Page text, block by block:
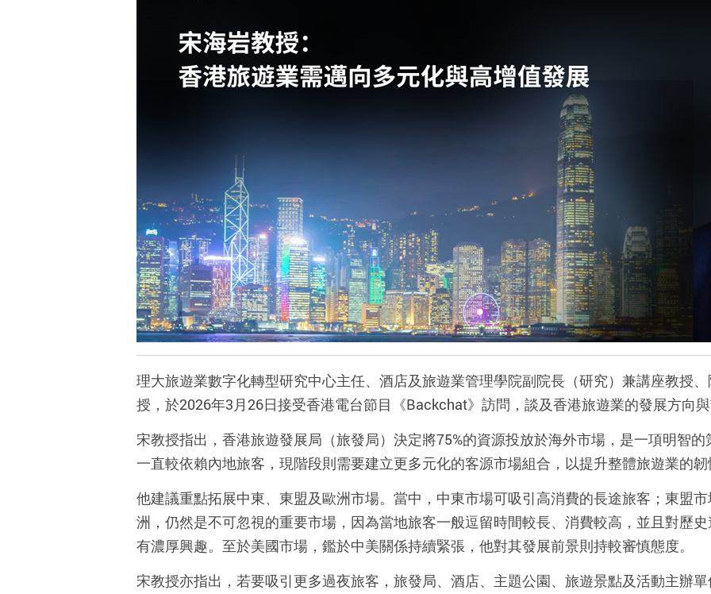
理大旅遊業數字化轉型研究中心主任、酒店及旅遊業管理學院副院長（研究）兼講座教授
授，於2026年3月 26日接受香港電台節目《Backchat》訪問，談及香港旅遊業的發展方向
宋教授指出，香港旅遊發展局（旅發局）決定將75%的資源投放於海外市場，是一項明智
一直較依賴內地旅客，現階段則需要建立更多元化的客源市場組合，以提升整體旅遊業的
他建議重點拓展中東、東盟及歐洲市場。當中，中東市場可吸引高消費的長途旅客；東盟
洲，仍然是不可忽視的重要市場，因為當地旅客一般逗留時間較長、消費較高，並且對歷
有濃厚興趣。至於美國市場，鑑於中美關係持續緊張，他對其發展前景則持較審慎態度。
宋教授亦指出，若要吸引更多過夜旅客，旅發局、酒店、主題公園、旅遊景點及活動主辦